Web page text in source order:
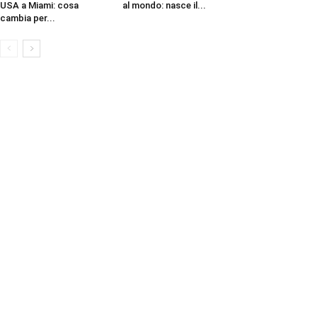
USA a Miami: cosa
cambia per...
al mondo: nasce il...